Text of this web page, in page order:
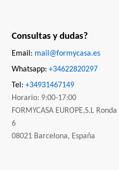
Consultas y dudas?
Email: mail@formycasa.es
Whatsapp: +34622820297
Tel: +34931467149
Horario: 9:00-17:00
FORMYCASA EUROPE,S.L
6
08021 Barcelona, España